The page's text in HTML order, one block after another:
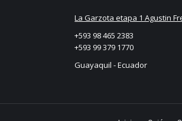
La Garzota etapa 1 Agustin
+593 98 465 2383
+593 99 379 1770
Guayaquil - Ecuador